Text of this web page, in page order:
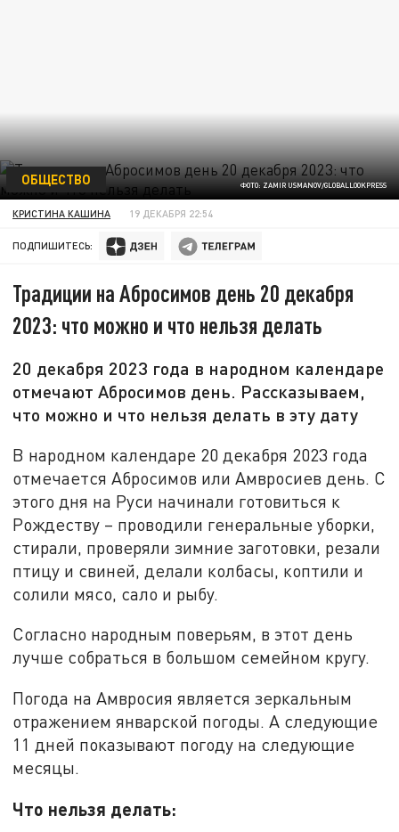
ФОТО: ZAMIR USMANOV/GLOBALLOOKPRESS
ОБЩЕСТВО
КРИСТИНА КАШИНА 19 ДЕКАБРЯ 22:54
ПОДПИШИТЕСЬ:
Традиции на Абросимов день 20 декабря
2023: что можно и что нельзя делать
20 декабря 2023 года в народном календаре
отмечают Абросимов день. Рассказываем,
что можно и что нельзя делать в эту дату
В народном календаре 20 декабря 2023 года
отмечается Абросимов или Амвросиев день. С
этого дня на Руси начинали готовиться к
Рождеству – проводили генеральные уборки,
стирали, проверяли зимние заготовки, резали
птицу и свиней, делали колбасы, коптили и
солили мясо, сало и рыбу.
Согласно народным поверьям, в этот день
лучше собраться в большом семейном кругу.
Погода на Амвросия является зеркальным
отражением январской погоды. А следующие
11 дней показывают погоду на следующие
месяцы.
Что нельзя делать: